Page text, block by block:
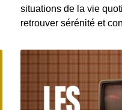
situations de la vie
retrouver sérénité et